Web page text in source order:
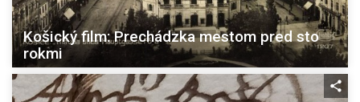
Košický film: Prechádzka mestom pred sto
rokmi